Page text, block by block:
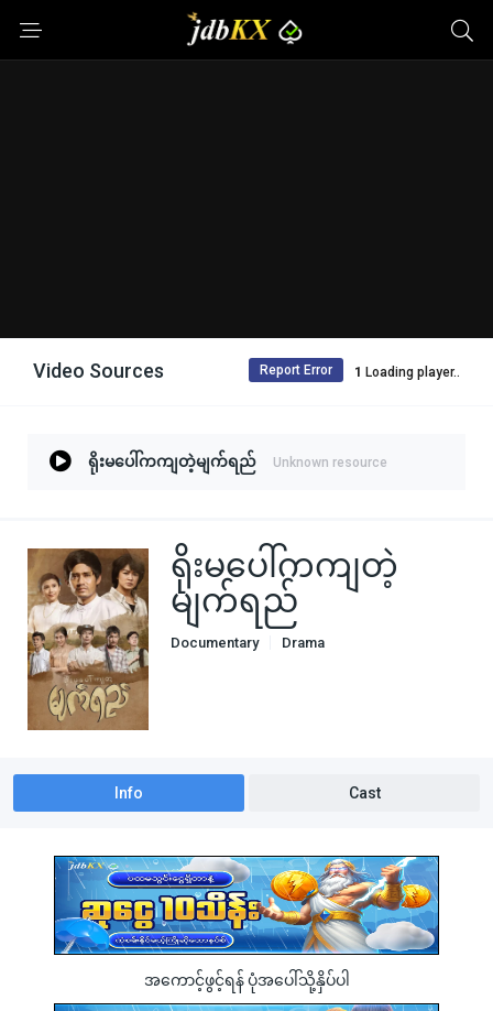
Video Sources Loading player..
Report Error
ရိုးမပေါ်ကကျတဲ့မျက်ရည် Unknown resource
ရိုးမပေါ်ကကျတဲ့
မျက်ရည်
Documentary Drama
Info Cast
အကောင့်ဖွင့်ရန် ပုံအပေါ်သို့နှိပ်ပါ